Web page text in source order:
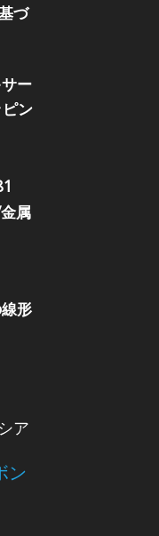
づ
ー
ン
ア
ン
属
形